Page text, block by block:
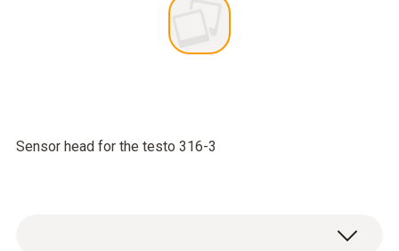
Sensor head for the testo 316-3